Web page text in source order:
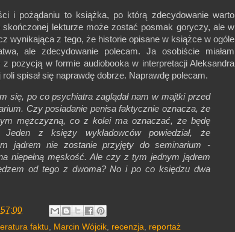
i pożądaniu to książka, po którą zdecydowanie warto
skończonej lekturze może zostać posmak goryczy, ale w
wynikająca z tego, że historie opisane w książce w ogóle
ale zdecydowanie polecam. Ja osobiście miałam
pozycją w formie audiobooka w interpretacji Aleksandra
spisał się naprawdę dobrze. Naprawdę polecam.
się, po co psychiatra zaglądał nam w majtki przed
Czy posiadanie penisa faktycznie oznacza, że
mężczyzną, co z kolei ma oznaczać, że będę
Jeden z księży wykładowców powiedział, że
jądrem nie zostanie przyjęty do seminarium -
niepełną męskość. Ale czy z tym jednym jądrem
od tego z dwoma? No i po co księdzu dwa
faktu Marcin Wójcik recenzja reportaż